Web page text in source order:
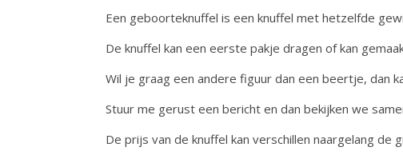
Een geboorteknuffel is een knuffel met hetzelfde
De knuffel kan een eerste pakje dragen of kan
Wil je graag een andere figuur dan een beertje, dan
Stuur me gerust een bericht en dan bekijken we
De prijs van de knuffel kan verschillen naargelang de